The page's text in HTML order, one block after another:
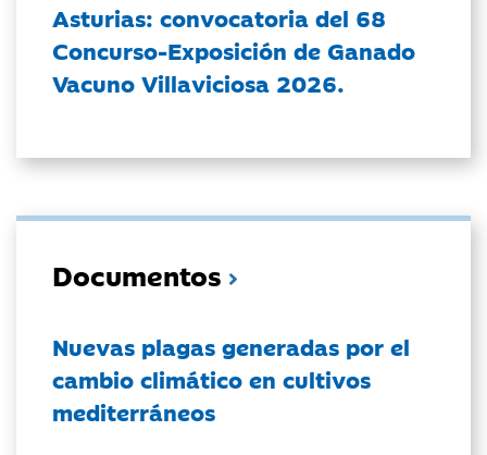
Asturias: convocatoria del 68
Concurso-Exposición de Ganado
Vacuno Villaviciosa 2026.
Documentos
Nuevas plagas generadas por el
cambio climático en cultivos
mediterráneos